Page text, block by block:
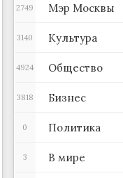
Мэр Москвы
2749
Культура
3140
Общество
4924
Бизнес
3818
Политика
0
В мире
3